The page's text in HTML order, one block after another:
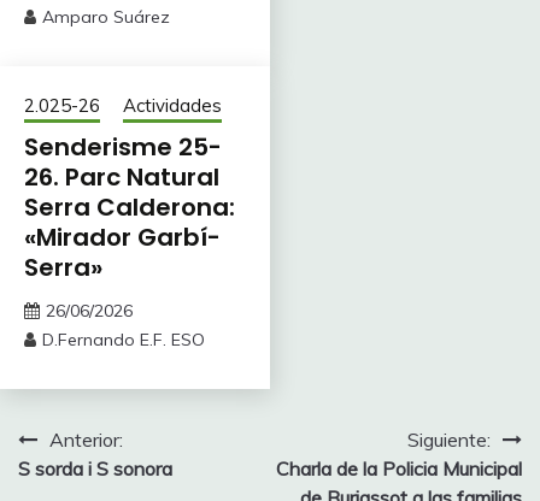
Amparo Suárez
2.025-26 Actividades
Senderisme 25-
26. Parc Natural
Serra Calderona:
«Mirador Garbí-
Serra»
26/06/2026
D.Fernando E.F. ESO
Navegación
de
Anterior:
S sorda i S sonora
Siguiente:
Charla de la Policia Municipal